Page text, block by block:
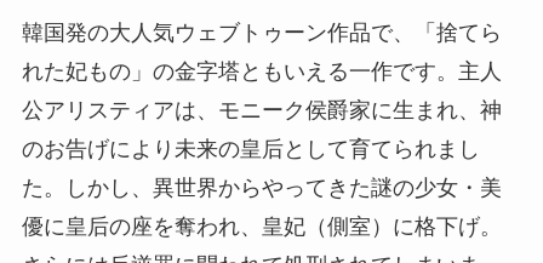
韓国発の大人気ウェブトゥーン作品で、「捨てら
れた妃もの」の金字塔ともいえる一作です。主人
公アリスティアは、モニーク侯爵家に生まれ、神
のお告げにより未来の皇后として育てられまし
た。しかし、異世界からやってきた謎の少女・美
優に皇后の座を奪われ、皇妃（側室）に格下げ。